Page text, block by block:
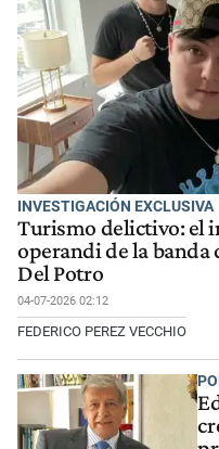
INVESTIGACIÓN EXCLUSIVA
Turismo delictivo: el
operandi de la banda
Del Potro
04-07-2026 02:12
FEDERICO PEREZ VECCHIO